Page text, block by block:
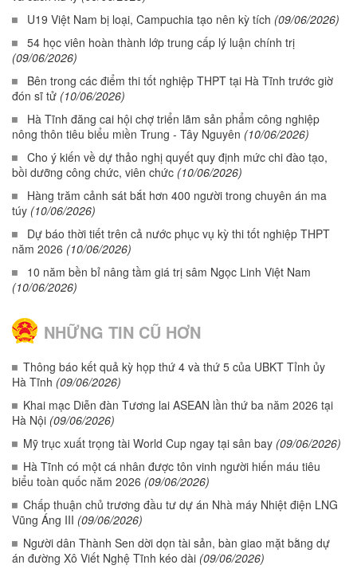
U19 Việt Nam bị loại, Campuchia tạo nên kỳ tích (09/06/2026)
54 học viên hoàn thành lớp trung cấp lý luận chính trị
(09/06/2026)
Bên trong các điểm thi tốt nghiệp THPT tại Hà Tĩnh trước giờ
đón sĩ tử (10/06/2026)
Hà Tĩnh đăng cai hội chợ triển lãm sản phẩm công nghiệp
nông thôn tiêu biểu miền Trung - Tây Nguyên (10/06/2026)
Cho ý kiến về dự thảo nghị quyết quy định mức chi đào tạo,
bồi dưỡng công chức, viên chức (10/06/2026)
Hàng trăm cảnh sát bắt hơn 400 người trong chuyên án ma
túy (10/06/2026)
Dự báo thời tiết trên cả nước phục vụ kỳ thi tốt nghiệp THPT
năm 2026 (10/06/2026)
10 năm bền bỉ nâng tầm giá trị sâm Ngọc Linh Việt Nam
(10/06/2026)
NHỮNG TIN CŨ HƠN
Thông báo kết quả kỳ họp thứ 4 và thứ 5 của UBKT Tỉnh ủy
Hà Tĩnh (09/06/2026)
Khai mạc Diễn đàn Tương lai ASEAN lần thứ ba năm 2026 tại
Hà Nội (09/06/2026)
Mỹ trục xuất trọng tài World Cup ngay tại sân bay (09/06/2026)
Hà Tĩnh có một cá nhân được tôn vinh người hiến máu tiêu
biểu toàn quốc năm 2026 (09/06/2026)
Chấp thuận chủ trương đầu tư dự án Nhà máy Nhiệt điện LNG
Vũng Áng III (09/06/2026)
Người dân Thành Sen dời dọn tài sản, bàn giao mặt bằng dự
án đường Xô Viết Nghệ Tĩnh kéo dài (09/06/2026)